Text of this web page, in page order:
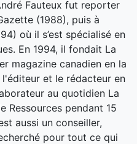
Fauteux fut reporter
(1988), puis à
où il s’est spécialisé en
En 1994, il fondait La
magazine canadien en la
et le rédacteur en
au quotidien La
Ressources pendant 15
aussi un conseiller,
pour tout ce qui